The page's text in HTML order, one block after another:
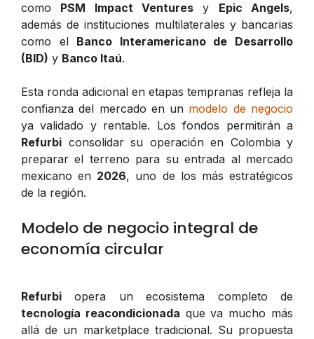
como PSM Impact Ventures y Epic Angels,
además de instituciones multilaterales y bancarias
como el Banco Interamericano de Desarrollo
(BID) y Banco Itaú.
Esta ronda adicional en etapas tempranas refleja la
confianza del mercado en un modelo de negocio
ya validado y rentable. Los fondos permitirán a
Refurbi consolidar su operación en Colombia y
preparar el terreno para su entrada al mercado
mexicano en 2026, uno de los más estratégicos
de la región.
Modelo de negocio integral de
economía circular
Refurbi opera un ecosistema completo de
tecnología reacondicionada que va mucho más
allá de un marketplace tradicional. Su propuesta